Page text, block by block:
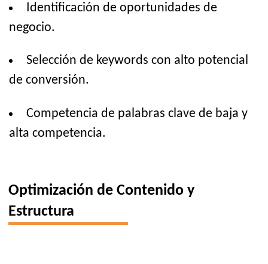
Identificación de oportunidades de
negocio.
Selección de keywords con alto potencial
de conversión.
Competencia de palabras clave de baja y
alta competencia.
Optimización de Contenido y
Estructura